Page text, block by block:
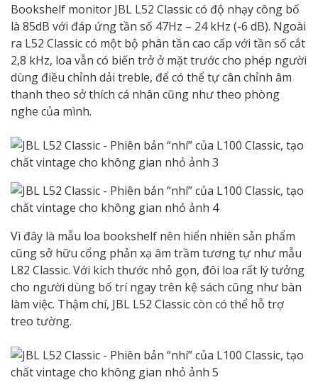
Bookshelf monitor JBL L52 Classic có độ nhạy công bố
là 85dB với đáp ứng tần số 47Hz – 24 kHz (-6 dB). Ngoài
ra L52 Classic có một bộ phân tần cao cấp với tần số cắt
2,8 kHz, loa vẫn có biến trở ở mặt trước cho phép người
dùng điều chỉnh dải treble, để có thể tự cân chỉnh âm
thanh theo sở thích cá nhân cũng như theo phòng
nghe của mình.
Vì đây là mẫu loa bookshelf nên hiển nhiên sản phẩm
cũng sở hữu cổng phản xạ âm trầm tương tự như mẫu
L82 Classic. Với kích thước nhỏ gọn, đôi loa rất lý tưởng
cho người dùng bố trí ngay trên kệ sách cũng như bàn
làm việc. Thậm chí, JBL L52 Classic còn có thể hỗ trợ
treo tường.